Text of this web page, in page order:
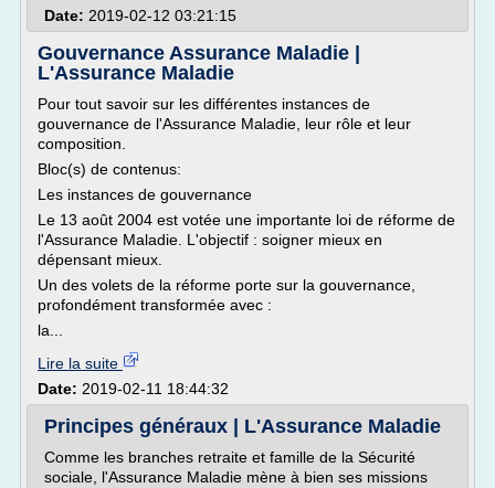
Date: 2019-02-12 03:21:15
Gouvernance Assurance Maladie |
L'Assurance Maladie
Pour tout savoir sur les différentes instances de
gouvernance de l'Assurance Maladie, leur rôle et leur
composition.
Bloc(s) de contenus:
Les instances de gouvernance
Le 13 août 2004 est votée une importante loi de réforme de
l'Assurance Maladie. L'objectif : soigner mieux en
dépensant mieux.
Un des volets de la réforme porte sur la gouvernance,
profondément transformée avec :
la...
Lire la suite
Date: 2019-02-11 18:44:32
Principes généraux | L'Assurance Maladie
Comme les branches retraite et famille de la Sécurité
sociale, l'Assurance Maladie mène à bien ses missions